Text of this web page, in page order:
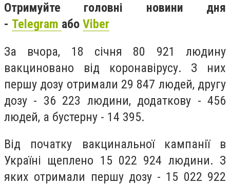
Отримуйте головні новини дня
- Telegram або Viber
За вчора, 18 січня 80 921 людину
вакциновано від коронавірусу. З них
першу дозу отримали 29 847 людей, другу
дозу - 36 223 людини, додаткову - 456
людей, а бустерну - 14 395.
Від початку вакцинальної кампанії в
Україні щеплено 15 022 924 людини. З
яких отримали першу дозу - 15 022 922